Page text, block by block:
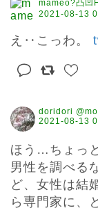
mameo?凸凹
2021-08-13
え‥こっわ。
doridori
2021-08-13
ほう…ちょっ
男性を調べる
ど、女性は結
ら専門家に、